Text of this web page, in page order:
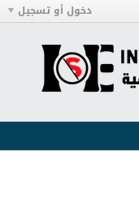
دخول أو تسجيل